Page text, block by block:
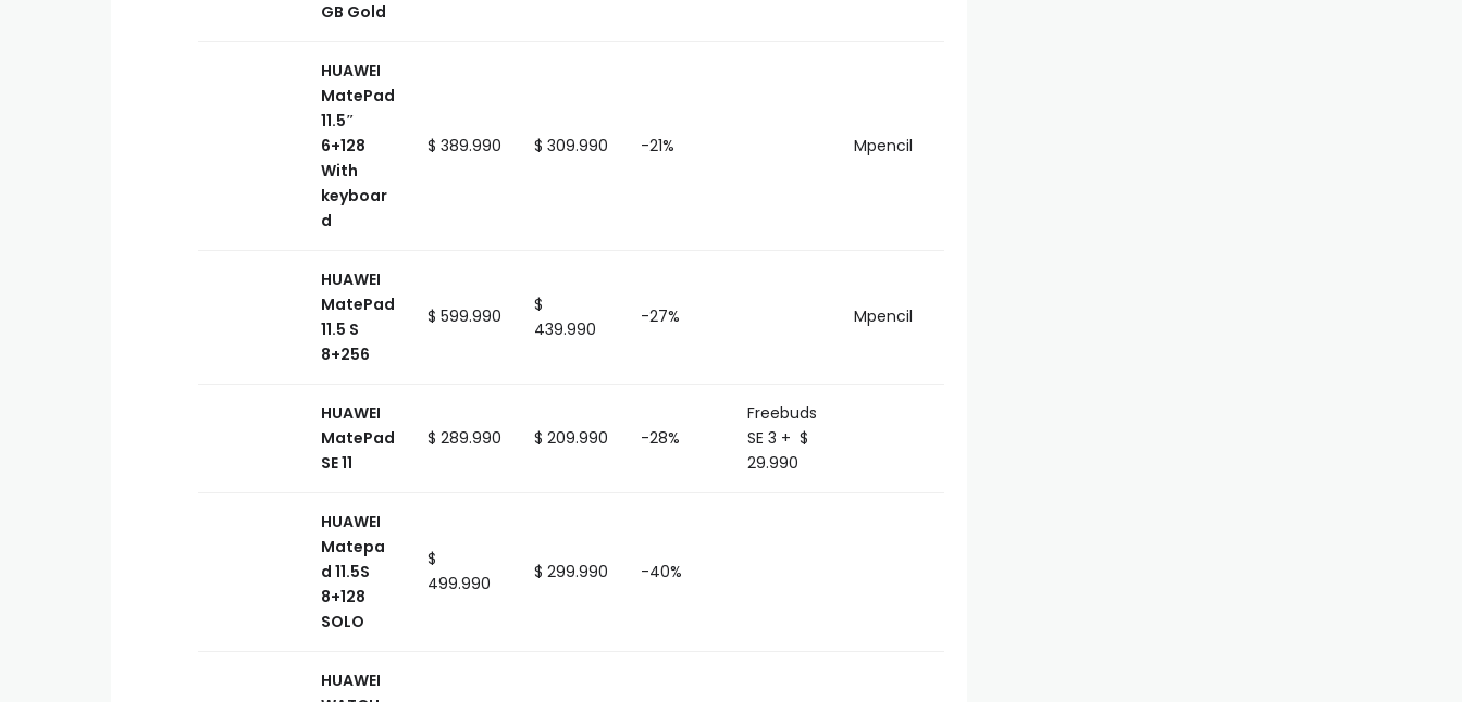
GB Gold
HUAWEI
MatePad
11.5″
6+128
With
keyboar
d
$ 389.990 $ 309.990 -21% Mpencil
HUAWEI
MatePad
11.5 S
8+256
$ 599.990
$
439.990
-27% Mpencil
HUAWEI
MatePad
SE 11
$ 289.990 $ 209.990 -28%
Freebuds
SE 3 + $
29.990
HUAWEI
Matepa
d 11.5S
8+128
SOLO
$
499.990
$ 299.990 -40%
HUAWEI